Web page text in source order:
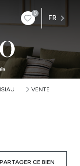
0
FR
VENTE
PARTAGER CE BIEN